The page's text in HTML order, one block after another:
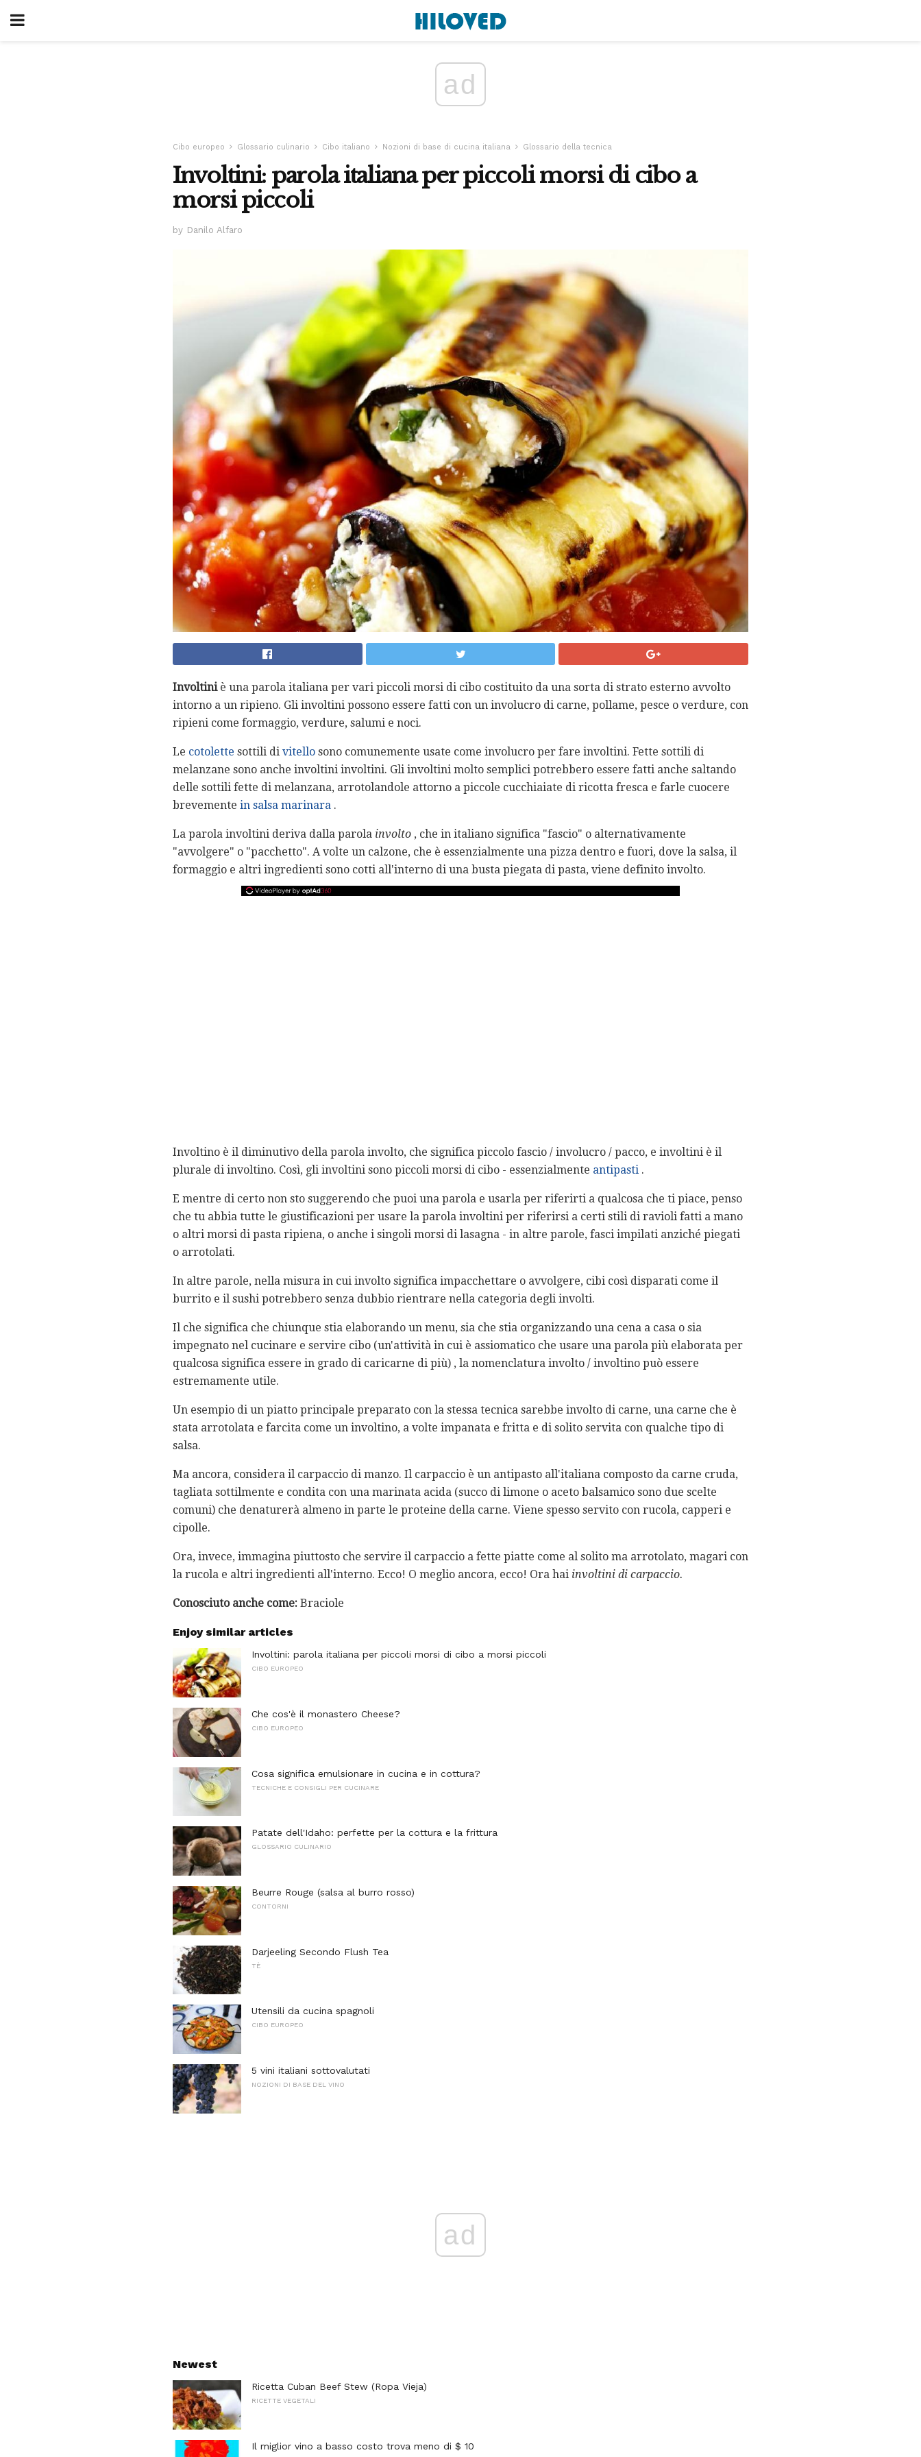
ad
Cibo europeo Glossario culinario Cibo italiano Nozioni di base di cucina italiana Glossario della tecnica
Involtini: parola italiana per piccoli morsi di cibo a
morsi piccoli
by Danilo Alfaro
Involtiniè una parola italiana per vari piccoli morsi di cibo costituito da una sorta di strato esterno avvolto
intorno a un ripieno. Gli involtini possono essere fatti con un involucro di carne, pollame, pesce o verdure, con
ripieni come formaggio, verdure, salumi e noci.
Le cotolette sottili di vitello sono comunemente usate come involucro per fare involtini. Fette sottili di
melanzane sono anche involtini involtini. Gli involtini molto semplici potrebbero essere fatti anche saltando
delle sottili fette di melanzana, arrotolandole attorno a piccole cucchiaiate di ricotta fresca e farle cuocere
brevemente in salsa marinara .
La parola involtini deriva dalla parola involto , che in italiano significa "fascio" o alternativamente
"avvolgere" o "pacchetto". A volte un calzone, che è essenzialmente una pizza dentro e fuori, dove la salsa, il
formaggio e altri ingredienti sono cotti all'interno di una busta piegata di pasta, viene definito involto.
Involtino è il diminutivo della parola involto, che significa piccolo fascio / involucro / pacco, e involtini è il
plurale di involtino. Così, gli involtini sono piccoli morsi di cibo - essenzialmente antipasti .
E mentre di certo non sto suggerendo che puoi una parola e usarla per riferirti a qualcosa che ti piace, penso
che tu abbia tutte le giustificazioni per usare la parola involtini per riferirsi a certi stili di ravioli fatti a mano
o altri morsi di pasta ripiena, o anche i singoli morsi di lasagna - in altre parole, fasci impilati anziché piegati
o arrotolati.
In altre parole, nella misura in cui involto significa impacchettare o avvolgere, cibi così disparati come il
burrito e il sushi potrebbero senza dubbio rientrare nella categoria degli involti.
Il che significa che chiunque stia elaborando un menu, sia che stia organizzando una cena a casa o sia
impegnato nel cucinare e servire cibo (un'attività in cui è assiomatico che usare una parola più elaborata per
qualcosa significa essere in grado di caricarne di più) , la nomenclatura involto / involtino può essere
estremamente utile.
Un esempio di un piatto principale preparato con la stessa tecnica sarebbe involto di carne, una carne che è
stata arrotolata e farcita come un involtino, a volte impanata e fritta e di solito servita con qualche tipo di
salsa.
Ma ancora, considera il carpaccio di manzo. Il carpaccio è un antipasto all'italiana composto da carne cruda,
tagliata sottilmente e condita con una marinata acida (succo di limone o aceto balsamico sono due scelte
comuni) che denaturerà almeno in parte le proteine ​​della carne. Viene spesso servito con rucola, capperi e
cipolle.
Ora, invece, immagina piuttosto che servire il carpaccio a fette piatte come al solito ma arrotolato, magari con
la rucola e altri ingredienti all'interno. Ecco! O meglio ancora, ecco! Ora hai involtini di carpaccio.
Conosciuto anche come: Braciole
Enjoy similar articles
Involtini: parola italiana per piccoli morsi di cibo a morsi piccoli
CIBO EUROPEO
Che cos'è il monastero Cheese?
CIBO EUROPEO
Cosa significa emulsionare in cucina e in cottura?
TECNICHE E CONSIGLI PER CUCINARE
Patate dell'Idaho: perfette per la cottura e la frittura
GLOSSARIO CULINARIO
Beurre Rouge (salsa al burro rosso)
CONTORNI
Darjeeling Secondo Flush Tea
TÈ
Utensili da cucina spagnoli
CIBO EUROPEO
5 vini italiani sottovalutati
NOZIONI DI BASE DEL VINO
ad
Newest
Ricetta Cuban Beef Stew (Ropa Vieja)
RICETTE VEGETALI
Il miglior vino a basso costo trova meno di $ 10